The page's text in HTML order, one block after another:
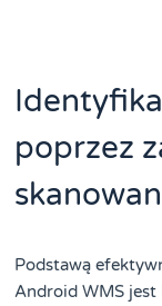
poprzez
Podstawą
Android WMS jest